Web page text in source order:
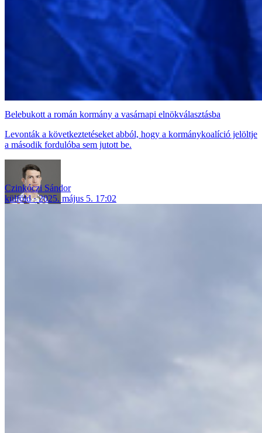
Belebukott a román kormány a vasárnapi elnökválasztásba
Levonták a következtetéseket abból, hogy a kormánykoalíció jelöltje
a második fordulóba sem jutott be.
Czinkóczi Sándor
külföld
2025. május 5. 17:02